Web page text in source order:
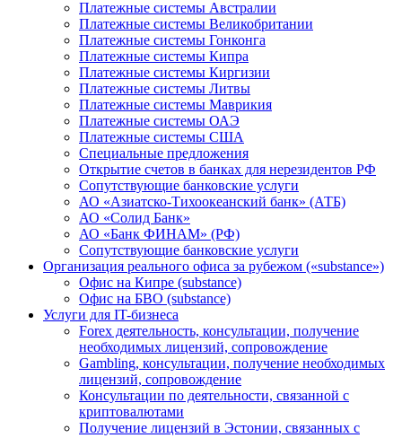
Платежные системы Австралии
Платежные системы Великобритании
Платежные системы Гонконга
Платежные системы Кипра
Платежные системы Киргизии
Платежные системы Литвы
Платежные системы Маврикия
Платежные системы ОАЭ
Платежные системы США
Специальные предложения
Открытие счетов в банках для нерезидентов РФ
Сопутствующие банковские услуги
АО «Азиатско-Тихоокеанский банк» (АТБ)
АО «Солид Банк»
АО «Банк ФИНАМ» (РФ)
Сопутствующие банковские услуги
Организация реального офиса за рубежом («substance»)
Офис на Кипре (substance)
Офис на БВО (substance)
Услуги для IT-бизнеса
Forex деятельность, консультации, получение
необходимых лицензий, сопровождение
Gambling, консультации, получение необходимых
лицензий, сопровождение
Консультации по деятельности, связанной с
криптовалютами
Получение лицензий в Эстонии, связанных с